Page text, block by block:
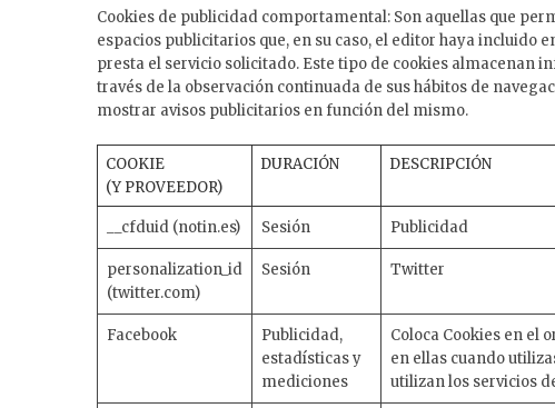
Cookies de publicidad comportamental: Son aquellas que
espacios publicitarios que, en su caso, el editor haya incluido
presta el servicio solicitado. Este tipo de cookies
través de la observación continuada de sus hábitos de
mostrar avisos publicitarios en función del mismo.
COOKIE
(Y PROVEEDOR)
DURACIÓN DESCRIPCIÓN
__cfduid (notin.es) Sesión Publicidad
personalization_id
(twitter.com)
Sesión Twitter
Facebook
Publicidad,
estadísticas y
mediciones
Coloca Cookies en el
en ellas cuando
utilizan los servicios